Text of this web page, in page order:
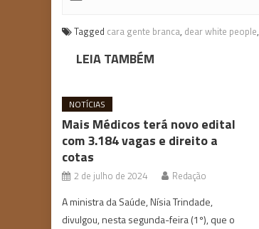
Tagged cara gente branca, dear white people,
LEIA TAMBÉM
NOTÍCIAS
Mais Médicos terá novo edital
com 3.184 vagas e direito a
cotas
2 de julho de 2024 Redação
A ministra da Saúde, Nísia Trindade,
divulgou, nesta segunda-feira (1º), que o